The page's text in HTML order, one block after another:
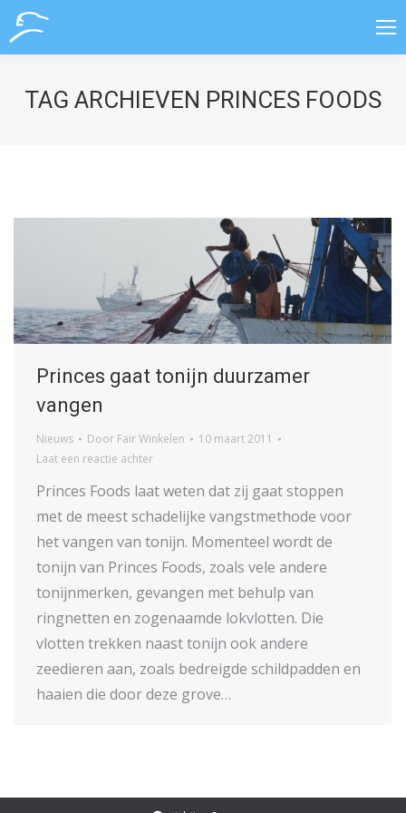
TAG ARCHIEVEN PRINCES FOODS
Princes gaat tonijn duurzamer
vangen
Nieuws Door Fair Winkelen
10 maart 2011
Laat een reactie achter
Princes Foods laat weten dat zij gaat stoppen
met de meest schadelijke vangstmethode voor
het vangen van tonijn. Momenteel wordt de
tonijn van Princes Foods, zoals vele andere
tonijnmerken, gevangen met behulp van
ringnetten en zogenaamde lokvlotten. Die
vlotten trekken naast tonijn ook andere
zeedieren aan, zoals bedreigde schildpadden en
haaien die door deze grove…